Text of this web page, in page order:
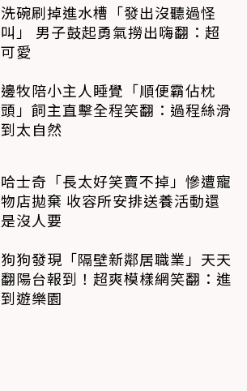
洗碗刷掉進水槽「發出沒聽過怪
叫」 男子鼓起勇氣撈出嗨翻：超
可愛
邊牧陪小主人睡覺「順便霸佔枕
頭」飼主直擊全程笑翻：過程絲滑
到太自然
哈士奇「長太好笑賣不掉」慘遭寵
物店拋棄 收容所安排送養活動還
是沒人要
狗狗發現「隔壁新鄰居職業」天天
翻陽台報到！超爽模樣網笑翻：進
到遊樂園